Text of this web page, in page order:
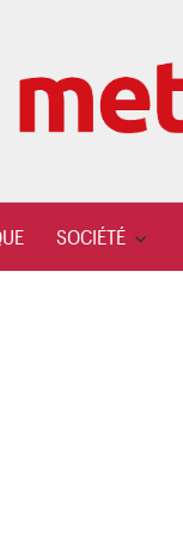
SOCIÉTÉ